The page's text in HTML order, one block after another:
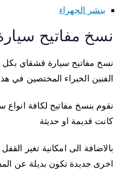
بنشر الجهراء
نسخ مفاتيح
نسخ مفاتيح سيارة قشقاي بكل
الفنين الخبراء المختصين في
نقوم بنسخ مفاتيح لكافة
كانت قديمة او حديثة
بالاضافة الى امكانية تغير
اخرى جديدة تكون بديلة عن